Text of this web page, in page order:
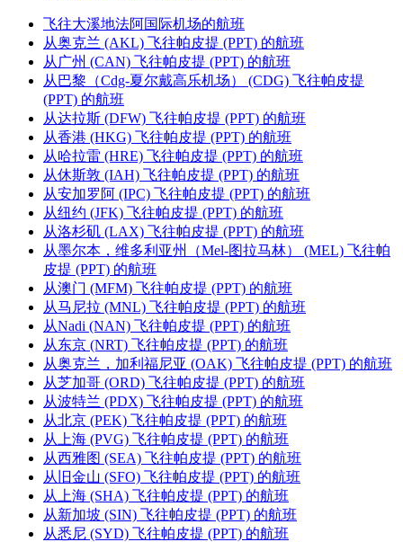
飞往大溪地法阿国际机场的航班
从奥克兰 (AKL) 飞往帕皮提 (PPT) 的航班
从广州 (CAN) 飞往帕皮提 (PPT) 的航班
从巴黎（Cdg-夏尔戴高乐机场） (CDG) 飞往帕皮提
(PPT) 的航班
从达拉斯 (DFW) 飞往帕皮提 (PPT) 的航班
从香港 (HKG) 飞往帕皮提 (PPT) 的航班
从哈拉雷 (HRE) 飞往帕皮提 (PPT) 的航班
从休斯敦 (IAH) 飞往帕皮提 (PPT) 的航班
从安加罗阿 (IPC) 飞往帕皮提 (PPT) 的航班
从纽约 (JFK) 飞往帕皮提 (PPT) 的航班
从洛杉矶 (LAX) 飞往帕皮提 (PPT) 的航班
从墨尔本，维多利亚州（Mel-图拉马林） (MEL) 飞往帕
皮提 (PPT) 的航班
从澳门 (MFM) 飞往帕皮提 (PPT) 的航班
从马尼拉 (MNL) 飞往帕皮提 (PPT) 的航班
从Nadi (NAN) 飞往帕皮提 (PPT) 的航班
从东京 (NRT) 飞往帕皮提 (PPT) 的航班
从奥克兰，加利福尼亚 (OAK) 飞往帕皮提 (PPT) 的航班
从芝加哥 (ORD) 飞往帕皮提 (PPT) 的航班
从波特兰 (PDX) 飞往帕皮提 (PPT) 的航班
从北京 (PEK) 飞往帕皮提 (PPT) 的航班
从上海 (PVG) 飞往帕皮提 (PPT) 的航班
从西雅图 (SEA) 飞往帕皮提 (PPT) 的航班
从旧金山 (SFO) 飞往帕皮提 (PPT) 的航班
从上海 (SHA) 飞往帕皮提 (PPT) 的航班
从新加坡 (SIN) 飞往帕皮提 (PPT) 的航班
从悉尼 (SYD) 飞往帕皮提 (PPT) 的航班